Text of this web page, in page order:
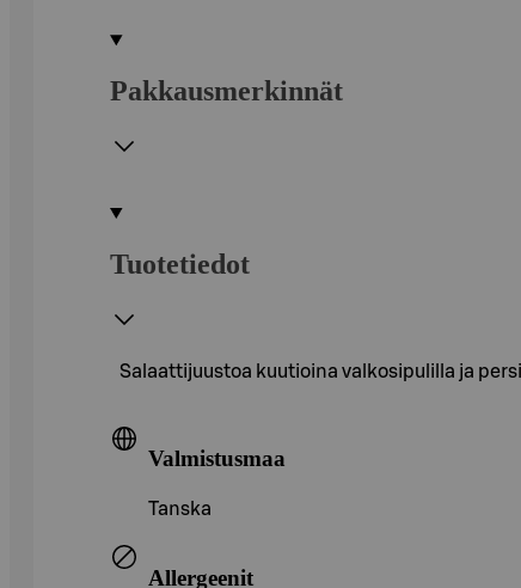
Pakkausmerkinnät
Tuotetiedot
Salaattijuustoa kuutioina valkosipulilla ja
Valmistusmaa
Tanska
Allergeenit